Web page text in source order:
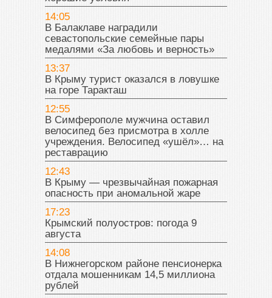
14:05
В Балаклаве наградили
севастопольские семейные пары
медалями «За любовь и верность»
13:37
В Крыму турист оказался в ловушке
на горе Таракташ
12:55
В Симферополе мужчина оставил
велосипед без присмотра в холле
учреждения. Велосипед «ушёл»… на
реставрацию
12:43
В Крыму — чрезвычайная пожарная
опасность при аномальной жаре
17:23
Крымский полуостров: погода 9
августа
14:08
В Нижнегорском районе пенсионерка
отдала мошенникам 14,5 миллиона
рублей